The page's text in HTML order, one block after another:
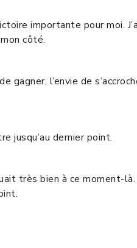
importante pour moi.
côté.
l’envie de
jusqu’au dernier point.
très bien à ce moment-